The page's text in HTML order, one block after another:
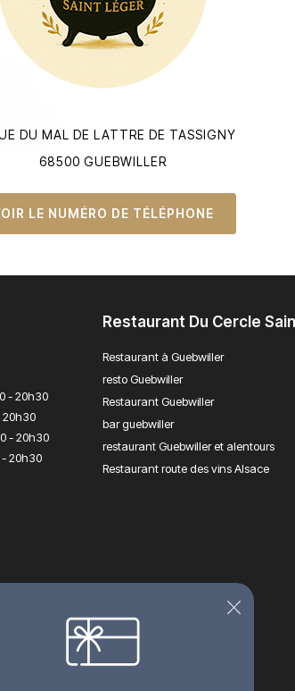
DU MAL DE LATTRE DE TASSIGNY
68500 GUEBWILLER
LE NUMÉRO DE TÉLÉPHONE
- 20h30
20h30
- 20h30
- 20h30
Restaurant Du Cercle
Restaurant à Guebwiller
resto Guebwiller
Restaurant Guebwiller
bar guebwiller
restaurant Guebwiller et alentours
Restaurant route des vins Alsace